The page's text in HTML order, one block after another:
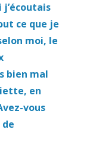
j’écoutais
ce que je
moi, le
bien mal
en
vous